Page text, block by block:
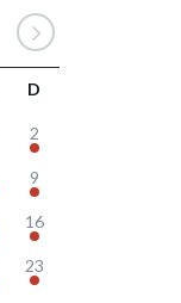
D
2
9
16
23